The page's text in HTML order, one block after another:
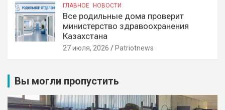
ГЛАВНОЕ НОВОСТИ
Все родильные дома проверит
министерство здравоохранения
Казахстана
27 июля, 2026 Patriotnews
Вы могли пропустить